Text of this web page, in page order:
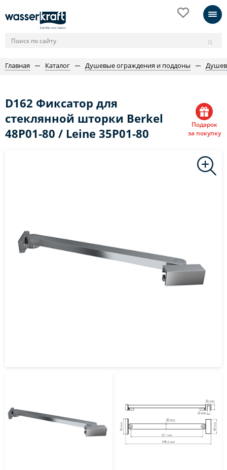
Главная Каталог Душевые ограждения и поддоны
D162 Фиксатор для
стеклянной шторки Berkel
48P01-80 / Leine 35P01-80
Подарок
за покупку